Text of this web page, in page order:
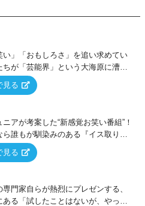
い」「おもしろさ」を追い求めてい
ちが「芸能界」という大海原に漕ぎ
新たなオモシロ人間を発掘する！
見る
アが考案した“新感覚お笑い番組”！
ら誰もが馴染みのある『イス取りゲ
ベースに、大喜利・ギャグ・モノボ
ど様々なお題で芸人がショートネ
う！
見る
専門家自らが熱烈にプレゼンする、
ある「試したことはないが、やって